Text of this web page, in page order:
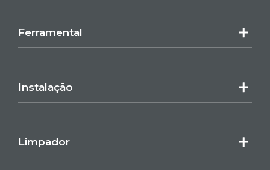
Ferramental
Instalação
Limpador